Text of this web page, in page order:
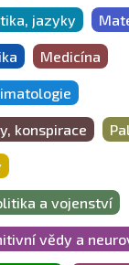
jazyky
Medicína
konspirace
a vojenství
vědy a